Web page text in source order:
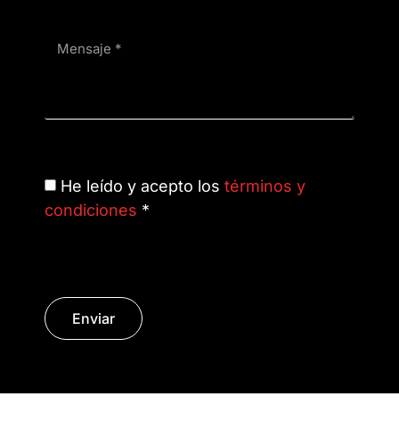
He leído y acepto los términos y
condiciones *
Enviar